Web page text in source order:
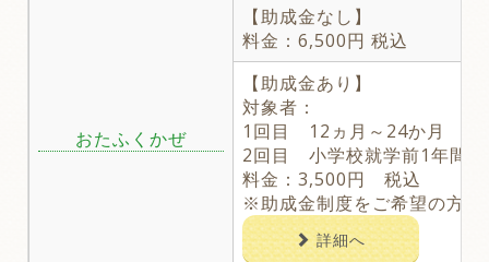
おたふくかぜ
【助成金なし】
料金：6,500円 税込
【助成金あり】
対象者：
1回目 12ヵ月～24か月
2回目 小学校就学前1年間
料金：3,500円 税込
※助成金制度をご希望の方
詳細へ